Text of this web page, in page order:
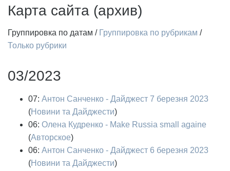
Карта сайта (архив)
Группировка по датам / Группировка по рубрикам /
Только рубрики
03/2023
07: Антон Санченко - Дайджест 7 березня 2023
(Новини та Дайджести)
06: Олена Кудренко - Make Russia small againe
(Авторское)
06: Антон Санченко - Дайджест 6 березня 2023
(Новини та Дайджести)